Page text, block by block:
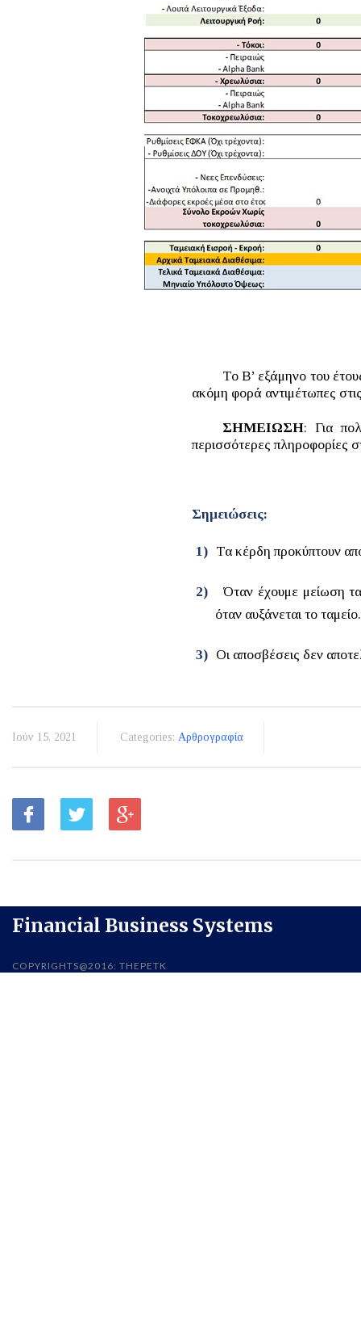
Το Β’ εξάμηνο του
ακόμη φορά αντιμέτωπες
ΣΗΜΕΙΩΣΗ: Για
περισσότερες πληροφορίες
Σημειώσεις:
1) Τα κέρδη προκύπτουν
2)
Όταν έχουμε μείωση
όταν αυξάνεται το ταμείο.
3) Οι αποσβέσεις δεν
Ιούν 15, 2021 Categories: Αρθρογραφία
Financial Business Systems
COPYRIGHTS@2016: THEPETK